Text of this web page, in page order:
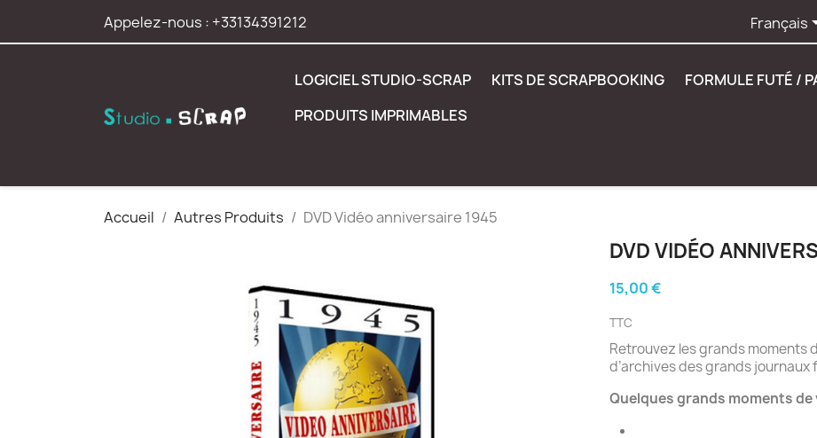
Appelez-nous : +33134391212 Français
LOGICIEL STUDIO-SCRAP KITS DE SCRAPBOOKING FORMULE FUTÉ /
PRODUITS IMPRIMABLES
Accueil Autres Produits DVD Vidéo anniversaire 1945
DVD VIDÉO
15,00 €
TTC
Retrouvez les grands moments
d’archives des grands journaux
Quelques grands moments